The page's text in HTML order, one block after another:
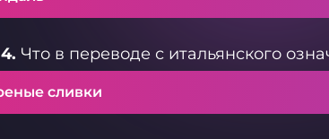
Что в переводе с итальянского
сливки